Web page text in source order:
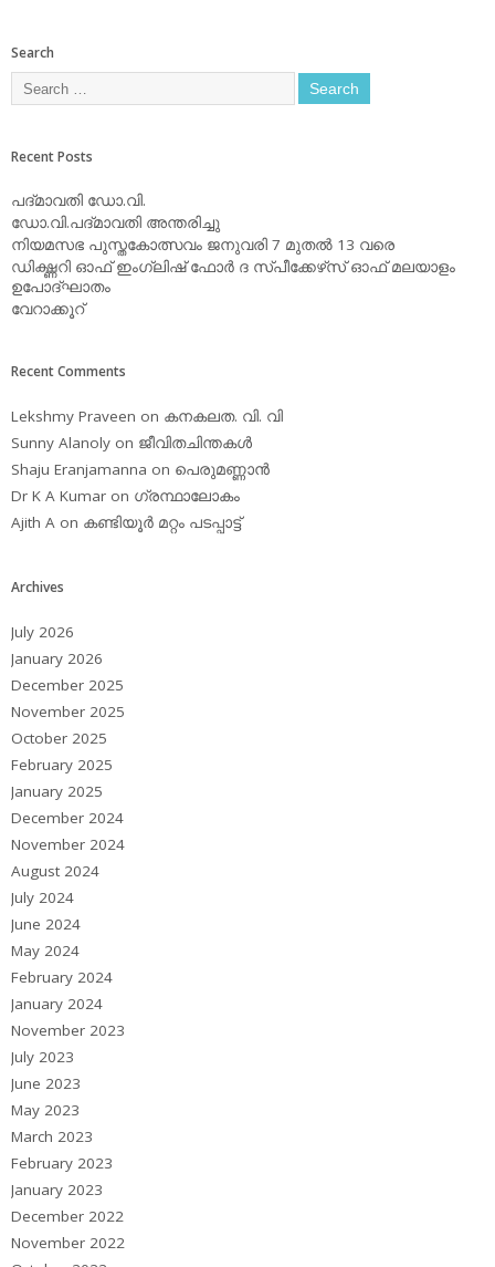
Search
Recent Posts
പദ്മാവതി ഡോ.വി.
ഡോ.വി.പദ്മാവതി അന്തരിച്ചു
നിയമസഭ പുസ്തകോത്സവം ജനുവരി 7 മുതല്‍ 13 വരെ
ഡിക്ഷ്ണറി ഓഫ് ഇംഗ്ലിഷ് ഫോര്‍ ദ സ്പീക്കേഴ്‌സ് ഓഫ് മലയാളം
ഉപോദ്ഘാതം
വേറാക്കൂറ്
Recent Comments
Lekshmy Praveen on കനകലത. വി. വി
Sunny Alanoly on ജീവിതചിന്തകള്‍
Shaju Eranjamanna on പെരുമണ്ണാന്‍
Dr K A Kumar on ഗ്രന്ഥാലോകം
Ajith A on കണ്ടിയൂര്‍ മറ്റം പടപ്പാട്ട്‌
Archives
July 2026
January 2026
December 2025
November 2025
October 2025
February 2025
January 2025
December 2024
November 2024
August 2024
July 2024
June 2024
May 2024
February 2024
January 2024
November 2023
July 2023
June 2023
May 2023
March 2023
February 2023
January 2023
December 2022
November 2022